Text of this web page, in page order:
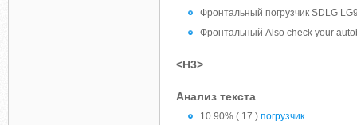
Фронтальный погрузчик SDLG
Фронтальный Also check your
<H3>
Анализ текста
10.90% ( 17 ) погрузчик